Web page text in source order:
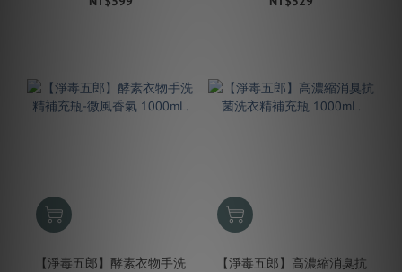
【淨毒五郎】酵素衣物手洗
【淨毒五郎】高濃縮消臭抗